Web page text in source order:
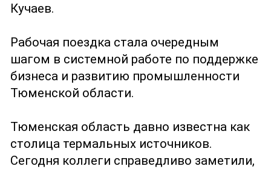
Кучаев.
Рабочая поездка стала очередным
шагом в системной работе по поддержке
бизнеса и развитию промышленности
Тюменской области.
Тюменская область давно известна как
столица термальных источников.
Сегодня коллеги справедливо заметили,